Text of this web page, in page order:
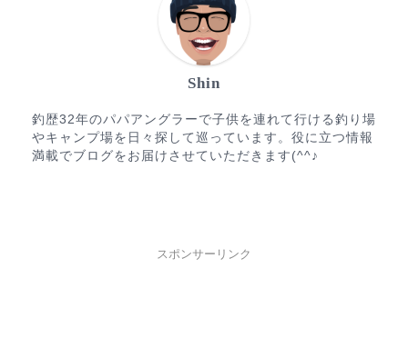
Shin
釣歴32年のパパアングラーで子供を連れて行ける釣り場
やキャンプ場を日々探して巡っています。役に立つ情報
満載でブログをお届けさせていただきます(^^♪
スポンサーリンク